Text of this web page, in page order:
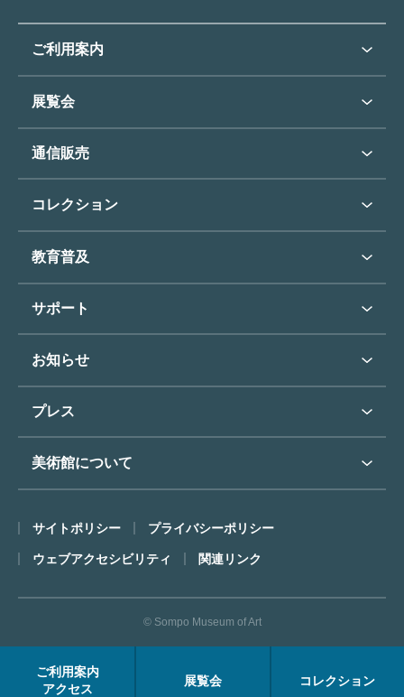
ご利用案内
アクセス
展覧会 コレクション
ご利用案内
ご利用案内トップ
開館時間・休館日
アクセス
団体のご利用について
バリアフリー／小さなお子様
フロアマップ
ミュージアムショップ
カフェ
展覧会
展覧会・イベントトップ
次回の展覧会
展覧会スケジュール
過去の展覧会
通信販売
通信販売トップ
コレクション
コレクショントップ
東郷青児
コレクションハイライト
教育普及
教育普及トップ
オンラインで美術鑑賞
博物館実習について
サポート
よくあるご質問
東郷⻘児作品著作権申請
お知らせ
お知らせトップ
プレス
プレスリリーストップ
美術館について
ごあいさつ
コンセプト
沿革
FACEアーカイブス
サイトポリシー プライバシーポリシー
ウェブアクセシビリティ 関連リンク
© Sompo Museum of Art